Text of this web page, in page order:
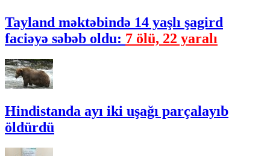
Tayland məktəbində 14 yaşlı şagird
faciəyə səbəb oldu: 7 ölü, 22 yaralı
Hindistanda ayı iki uşağı parçalayıb
öldürdü